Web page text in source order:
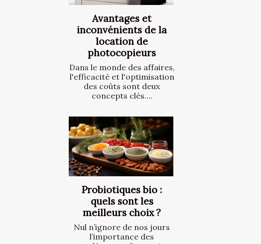
Avantages et
inconvénients de la
location de
photocopieurs
Dans le monde des affaires,
l'efficacité et l'optimisation
des coûts sont deux
concepts clés....
Probiotiques bio :
quels sont les
meilleurs choix ?
Nul n’ignore de nos jours
l’importance des